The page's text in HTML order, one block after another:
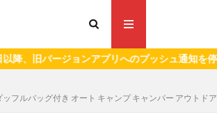
ジョンアプリへのプッシュ通知を停止いたし
フルバッグ付き オート キャンプ キャンパー アウトド